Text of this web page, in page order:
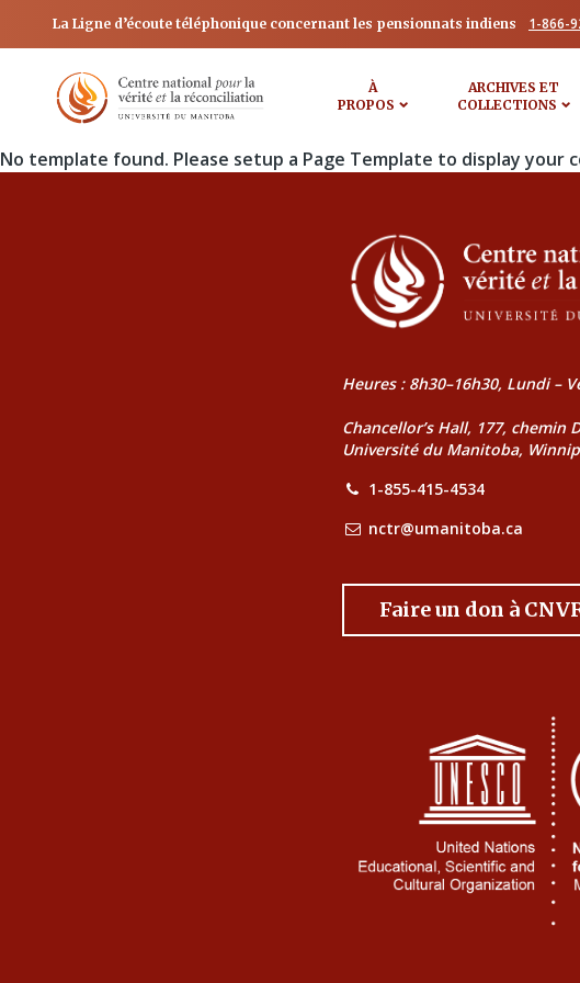
La Ligne d’écoute téléphonique concernant les pensionnats indiens 1-866-
À
PROPOS
ARCHIVES ET
COLLECTIONS
No template found. Please setup a Page Template to display your
Heures : 8h30–16h30, Lundi –
Chancellor’s Hall, 177, chemin
Université du Manitoba,
1-855-415-4534
nctr@umanitoba.ca
Faire un don à